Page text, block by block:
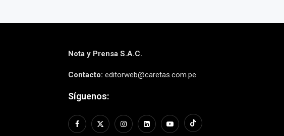
Nota y Prensa S.A.C.
Contacto: editorweb@caretas.com.pe
Síguenos: